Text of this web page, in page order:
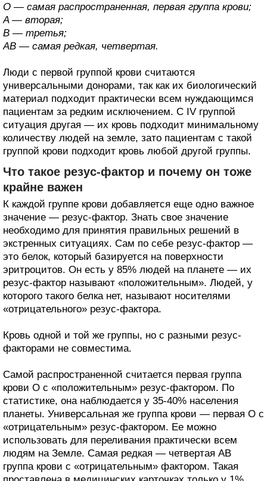
O — самая распространенная, первая группа крови;
A — вторая;
B — третья;
AB — самая редкая, четвертая.
Люди с первой группой крови считаются
универсальными донорами, так как их биологический
материал подходит практически всем нуждающимся
пациентам за редким исключением. С IV группой
ситуация другая — их кровь подходит минимальному
количеству людей на земле, зато пациентам с такой
группой крови подходит кровь любой другой группы.
Что такое резус-фактор и почему он тоже
крайне важен
К каждой группе крови добавляется еще одно важное
значение — резус-фактор. Знать свое значение
необходимо для принятия правильных решений в
экстренных ситуациях. Сам по себе резус-фактор —
это белок, который базируется на поверхности
эритроцитов. Он есть у 85% людей на планете — их
резус-фактор называют «положительным». Людей, у
которого такого белка нет, называют носителями
«отрицательного» резус-фактора.
Кровь одной и той же группы, но с разными резус-
факторами не совместима.
Самой распространенной считается первая группа
крови O c «положительным» резус-фактором. По
статистике, она наблюдается у 35-40% населения
планеты. Универсальная же группа крови — первая O с
«отрицательным» резус-фактором. Ее можно
использовать для переливания практически всем
людям на Земле. Самая редкая — четвертая AB
группа крови с «отрицательным» фактором. Такая